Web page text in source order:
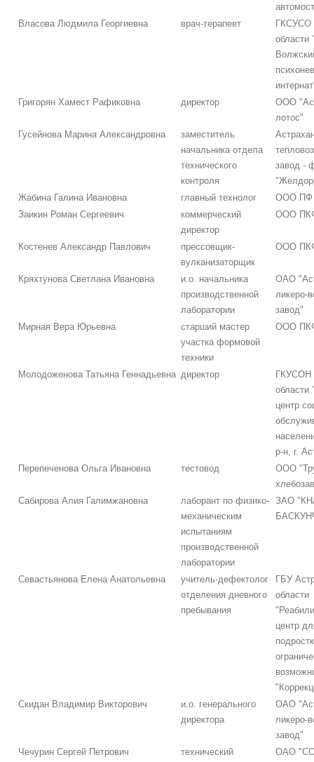
Власова Людмила Георгиевна
врач-терапевт
ГКСУСО
области
Григорян Хамест Рафиковна
директор
ООО
лотос"
Гусейнова Марина Александровна
заместитель
начальника отдела
технического
контроля
завод -
Жабина Галина Ивановна
главный технолог
ООО ПФ
Заикин Роман Сергеевич
коммерческий
директор
ООО
Костенев Александр Павлович
прессовщик-
вулканизаторщик
ООО
Кряхтунова Светлана Ивановна
и.о. начальника
производственной
лаборатории
ОАО
ликеро-
завод"
Мирная Вера Юрьевна
старший мастер
участка формовой
техники
ООО
Молодоженова Татьяна Геннадьевна директор
ГКУСОН
области
центр
р-н, г.
Перепеченова Ольга Ивановна
тестовод
ООО
Сабирова Алия Галимжановна
лаборант по физико-
механическим
испытаниям
производственной
лаборатории
ЗАО
Севастьянова Елена Анатольевна
учитель-дефектолог
отделения дневного
пребывания
ГБУ
области
центр
Скидан Владимир Викторович
и.о. генерального
директора
ОАО
ликеро-
завод"
Чечурин Сергей Петрович
технический
ОАО